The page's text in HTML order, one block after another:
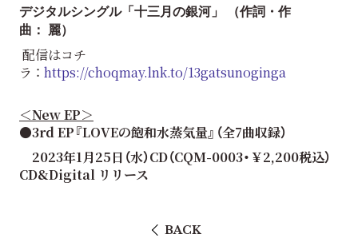
デジタルシングル「十三月の銀河」 （作詞・作
曲： 麗）
配信はコチ
ラ ： https://choqmay.lnk.to/13gatsunoginga
＜New EP＞
●3rd EP『LOVEの飽和水蒸気量』（全7曲収録）
2023年1月25日（水）CD（CQM-0003・￥2,200税込）
CD&Digital リリース
BACK